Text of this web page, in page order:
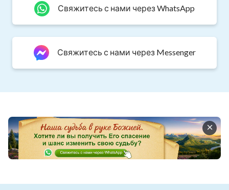
Свяжитесь с нами через WhatsApp
Свяжитесь с нами через Messenger